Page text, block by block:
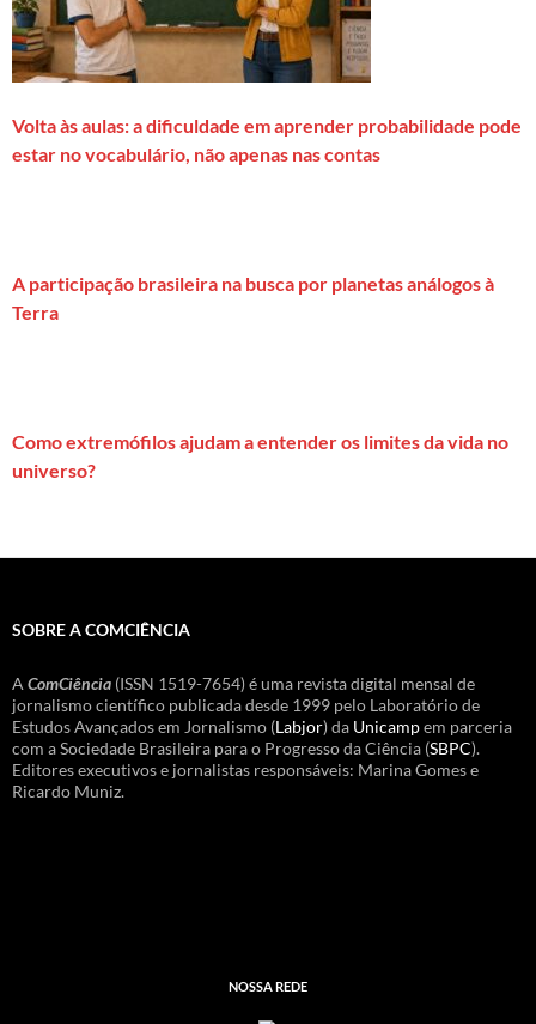
Volta às aulas: a dificuldade em aprender probabilidade pode
estar no vocabulário, não apenas nas contas
A participação brasileira na busca por planetas análogos à
Terra
Como extremófilos ajudam a entender os limites da vida no
universo?
SOBRE A COMCIÊNCIA
A ComCiência (ISSN 1519-7654) é uma revista digital mensal de
jornalismo científico publicada desde 1999 pelo Laboratório de
Estudos Avançados em Jornalismo (Labjor) da Unicampem parceria
com a Sociedade Brasileira para o Progresso da Ciência (SBPC).
Editores executivos e jornalistas responsáveis: Marina Gomes e
Ricardo Muniz.
NOSSA REDE